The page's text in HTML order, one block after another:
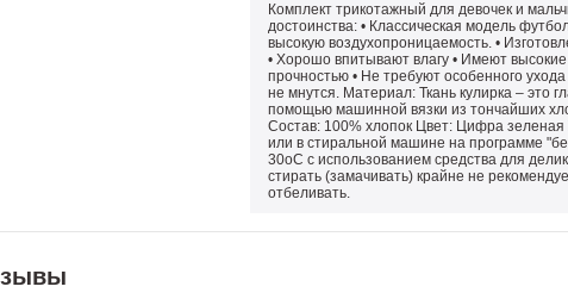
Комплект трикотажный для девочек и
достоинства: • Классическая модель
высокую воздухопроницаемость. •
• Хорошо впитывают влагу • Имеют
прочностью • Не требуют особенного
не мнутся. Материал: Ткань кулирка – это
помощью машинной вязки из тончайших
Состав: 100% хлопок Цвет: Цифра зеленая
или в стиральной машине на программе
30оС с использованием средства для
стирать (замачивать) крайне не
отбеливать.